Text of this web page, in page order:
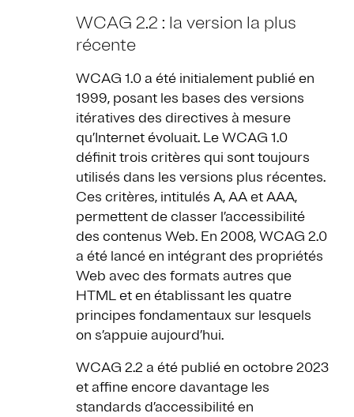
WCAG 2.2 : la version la plus
récente
WCAG 1.0 a été initialement publié en
1999, posant les bases des versions
itératives des directives à mesure
qu’Internet évoluait. Le WCAG 1.0
définit trois critères qui sont toujours
utilisés dans les versions plus récentes.
Ces critères, intitulés A, AA et AAA,
permettent de classer l’accessibilité
des contenus Web. En 2008, WCAG 2.0
a été lancé en intégrant des propriétés
Web avec des formats autres que
HTML et en établissant les quatre
principes fondamentaux sur lesquels
on s’appuie aujourd’hui.
WCAG 2.2 a été publié en octobre 2023
et affine encore davantage les
standards d’accessibilité en